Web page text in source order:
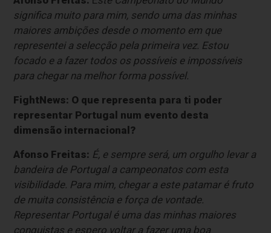
significa muito para mim, sendo uma das minhas
maiores ambições desde o momento em que
representei a selecção pela primeira vez. Estou
focado e a fazer todos os possíveis e impossíveis
para chegar na melhor forma possível.
FightNews: O que representa para ti poder
representar Portugal num evento desta
dimensão internacional?
Afonso Freitas: É, e sempre será, um orgulho levar a
bandeira de Portugal a campeonatos com esta
visibilidade. Para mim, chegar a este patamar é fruto
de muita consistência e força de vontade.
Representar Portugal é uma das minhas maiores
conquistas e espero voltar a fazer uma boa